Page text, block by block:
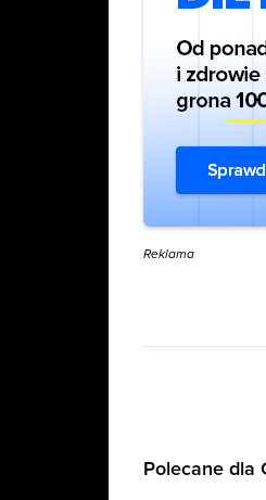
Reklama
Polecane dla